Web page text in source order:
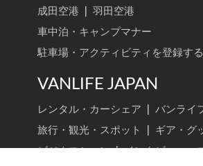
成田空港
羽田空港
車中泊・キャンプマナー
駐車場・アクティビティを登録する
VANLIFE JAPAN
レンタル・カーシェア バンライ
旅行・観光・スポット
ギア・グ
ビジネスシーン | インタビュー・